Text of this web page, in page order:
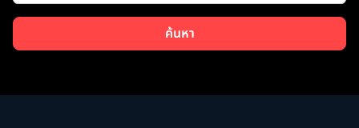
ค้นหา